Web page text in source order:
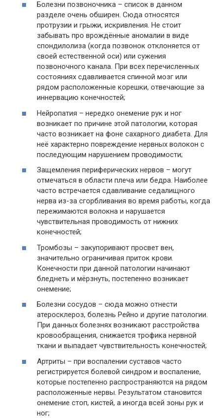
Болезни позвоночника – список в данном
разделе очень обширен. Сюда относятся
протрузии и грыжи, искривления. Не стоит
забывать про врождённые аномалии в виде
спондилолиза (когда позвонок отклоняется от
своей естественной оси) или сужения
позвоночного канала. При всех перечисленных
состояниях сдавливается спинной мозг или
рядом расположенные корешки, отвечающие за
иннервацию конечностей;
Нейропатия – нередко онемение рук и ног
возникает по причине этой патологии, которая
часто возникает на фоне сахарного диабета. Для
неё характерно повреждение нервных волокон с
последующим нарушением проводимости;
Защемления периферических нервов – могут
отмечаться в области плеча или бедра. Наиболее
часто встречается сдавливание седалищного
нерва из-за сгорбливания во время работы, когда
пережимаются волокна и нарушается
чувствительная проводимость от нижних
конечностей;
Тромбозы – закупоривают просвет вен,
значительно ограничивая приток крови.
Конечности при данной патологии начинают
бледнеть и мёрзнуть, постепенно возникает
онемение;
Болезни сосудов – сюда можно отнести
атеросклероз, болезнь Рейно и другие патологии.
При данных болезнях возникают расстройства
кровообращения, снижается трофика нервной
ткани и выпадает чувствительность конечностей;
Артриты – при воспалении суставов часто
регистрируется болевой синдром и воспаление,
которые постепенно распространяются на рядом
расположенные нервы. Результатом становится
онемение стоп, кистей, а иногда всей зоны рук и
ног;